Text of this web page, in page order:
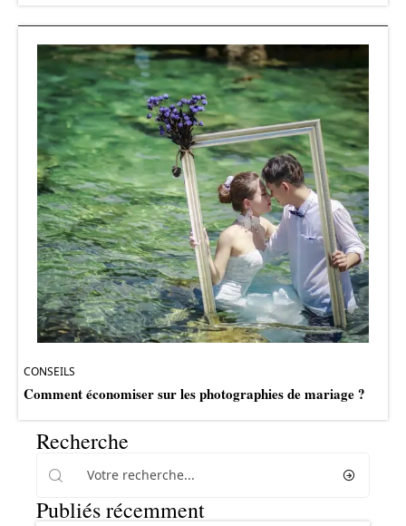
CONSEILS
Comment économiser sur les photographies de mariage ?
Recherche
Publiés récemment